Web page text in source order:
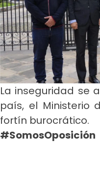
La inseguridad se
país, el Ministerio
fortín burocrático.
#SomosOposición